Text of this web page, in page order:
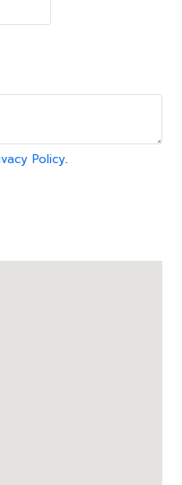
Policy.